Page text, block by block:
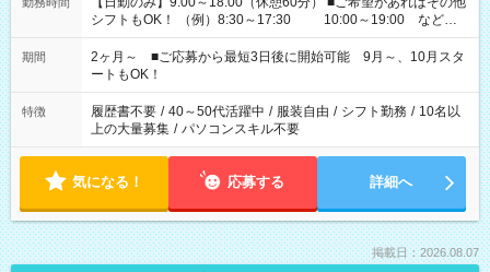
シフトもOK！ （例）8:30～17:30 10:00～19:00 など
「家族とお休みを合わせたい」 「余裕を持って夕飯の準備がし
たい」 「できれば残業はしたくない」 など、ご希望があれば教
えてくださいね。 ※Wワーク希望の方へ 今ご覧のお仕事で希望
する勤務時間と、もう1つのお仕事の勤務時間。 合計で週40時
間を超える場合は応募できません
期間
2ヶ月～ ■ご応募から最短3日後に開始可能 9月～、10月スタ
ートもOK！
特徴 履歴書不要 / 40～50代活躍中 / 服装自由 / シフト勤務 / 10名以
上の大量募集 / パソコンスキル不要
気になる！ 応募する 詳細へ
掲載日：2026.08.07